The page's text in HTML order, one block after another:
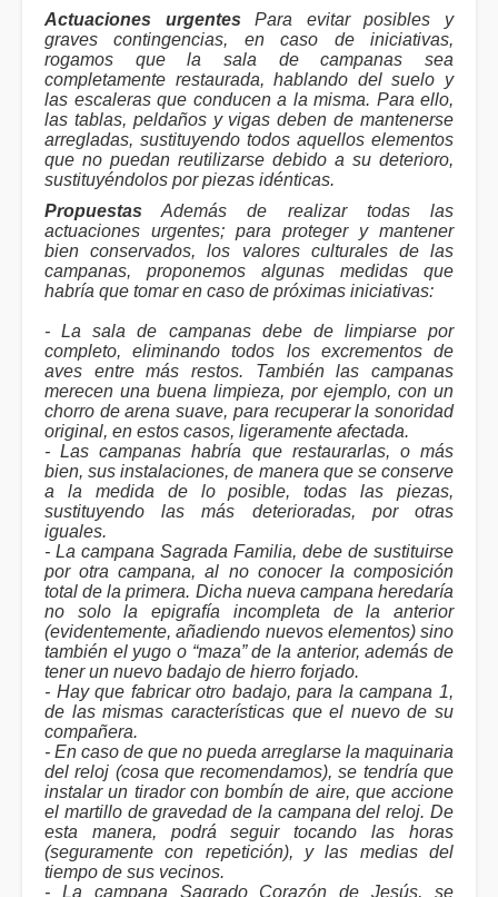
Actuaciones urgentes Para evitar posibles y
graves contingencias, en caso de iniciativas,
rogamos que la sala de campanas sea
completamente restaurada, hablando del suelo y
las escaleras que conducen a la misma. Para ello,
las tablas, peldaños y vigas deben de mantenerse
arregladas, sustituyendo todos aquellos elementos
que no puedan reutilizarse debido a su deterioro,
sustituyéndolos por piezas idénticas.
Propuestas Además de realizar todas las
actuaciones urgentes; para proteger y mantener
bien conservados, los valores culturales de las
campanas, proponemos algunas medidas que
habría que tomar en caso de próximas iniciativas:
- La sala de campanas debe de limpiarse por
completo, eliminando todos los excrementos de
aves entre más restos. También las campanas
merecen una buena limpieza, por ejemplo, con un
chorro de arena suave, para recuperar la sonoridad
original, en estos casos, ligeramente afectada.
- Las campanas habría que restaurarlas, o más
bien, sus instalaciones, de manera que se conserve
a la medida de lo posible, todas las piezas,
sustituyendo las más deterioradas, por otras
iguales.
- La campana Sagrada Familia, debe de sustituirse
por otra campana, al no conocer la composición
total de la primera. Dicha nueva campana heredaría
no solo la epigrafía incompleta de la anterior
(evidentemente, añadiendo nuevos elementos) sino
también el yugo o “maza” de la anterior, además de
tener un nuevo badajo de hierro forjado.
- Hay que fabricar otro badajo, para la campana 1,
de las mismas características que el nuevo de su
compañera.
- En caso de que no pueda arreglarse la maquinaria
del reloj (cosa que recomendamos), se tendría que
instalar un tirador con bombín de aire, que accione
el martillo de gravedad de la campana del reloj. De
esta manera, podrá seguir tocando las horas
(seguramente con repetición), y las medias del
tiempo de sus vecinos.
- La campana Sagrado Corazón de Jesús, se